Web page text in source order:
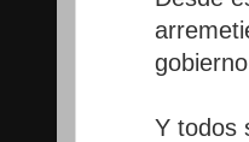
Y todos